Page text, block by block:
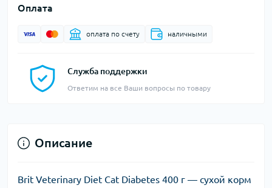
Оплата
оплата по счету наличными
Служба поддержки
Ответим на все Ваши вопросы по товару
Описание
Brit Veterinary Diet Cat Diabetes 400 г — сухой корм